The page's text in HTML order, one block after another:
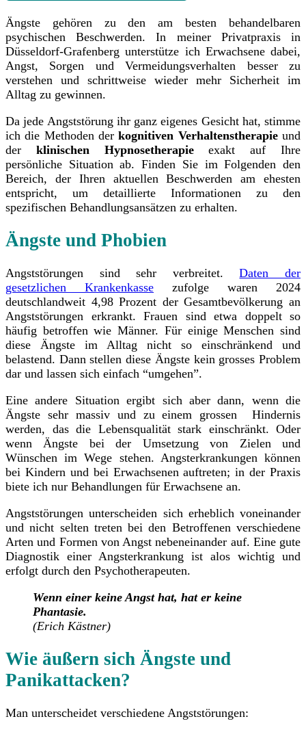
Ängste gehören zu den am besten behandelbaren
psychischen Beschwerden.
In meiner Privatpraxis in
Düsseldorf-Grafenberg unterstütze ich Erwachsene dabei,
Angst, Sorgen und Vermeidungsverhalten besser zu
verstehen und schrittweise wieder mehr Sicherheit im
Alltag zu gewinnen.
Da jede Angststörung ihr ganz eigenes Gesicht hat, stimme
ich die Methoden derkognitiven Verhaltenstherapieund
der klinischen Hypnosetherapieexakt auf Ihre
persönliche Situation ab. Finden Sie im Folgenden den
Bereich, der Ihren aktuellen Beschwerden am ehesten
entspricht, um detaillierte Informationen zu den
spezifischen Behandlungsansätzen zu erhalten.
Ängste und Phobien
Angststörungen sind sehr verbreitet.Daten der
gesetzlichen Krankenkasse zufolge waren 2024
deutschlandweit 4,98 Prozent der Gesamtbevölkerung an
Angststörungen erkrankt. Frauen sind etwa doppelt so
häufig betroffen wie Männer. Für einige Menschen sind
diese Ängste im Alltag nicht so einschränkend und
belastend. Dann stellen diese Ängste kein grosses Problem
dar und lassen sich einfach “umgehen”.
Eine andere Situation ergibt sich aber dann, wenn die
Ängste sehr massiv und zu einem grossen Hindernis
werden, das die Lebensqualität stark einschränkt. Oder
wenn Ängste bei der Umsetzung von Zielen und
Wünschen im Wege stehen. Angsterkrankungen können
bei Kindern und bei Erwachsenen auftreten; in der Praxis
biete ich nur Behandlungen für Erwachsene an.
Angststörungen unterscheiden sich erheblich voneinander
und nicht selten treten bei den Betroffenen verschiedene
Arten und Formen von Angst nebeneinander auf. Eine gute
Diagnostik einer Angsterkrankung ist alos wichtig und
erfolgt durch den Psychotherapeuten.
Wenn einer keine Angst hat, hat er keine
Phantasie.
(Erich Kästner)
Wie äußern sich Ängste und
Panikattacken?
Man unterscheidet verschiedene Angststörungen: